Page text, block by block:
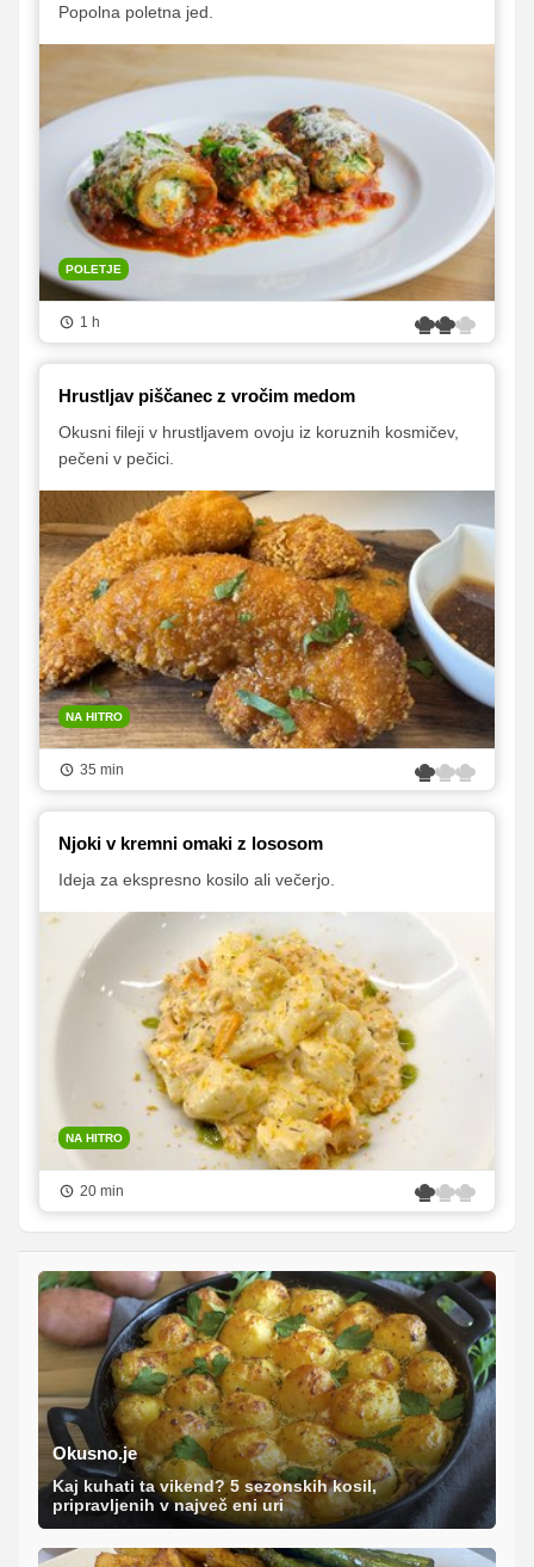
Popolna poletna jed.
POLETJE
1 h
Hrustljav piščanec z vročim medom
Okusni fileji v hrustljavem ovoju iz koruznih kosmičev,
pečeni v pečici.
NA HITRO
35 min
Njoki v kremni omaki z lososom
Ideja za ekspresno kosilo ali večerjo.
NA HITRO
20 min
Okusno.je
Kaj kuhati ta vikend? 5 sezonskih kosil,
pripravljenih v največ eni uri